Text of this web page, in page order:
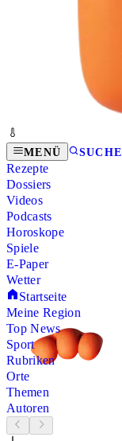
MENÜ SUCHE
Rezepte
Dossiers
Videos
Podcasts
Horoskope
Spiele
E-Paper
Wetter
Startseite
Meine Region
Top News
Sport
Rubriken
Orte
Themen
Autoren